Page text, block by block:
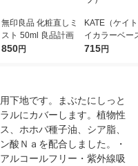
無印良品 化粧直しミ
スト 50ml 良品計画
850円
KATE（ケイ
イカラーベー
nebo（カネ
715円
下地です。まぶたにしっと
ルにカバーします。植物性
、ホホバ種子油、シア脂、
酸Ｎａを配合しました。・
ルコールフリー・紫外線吸